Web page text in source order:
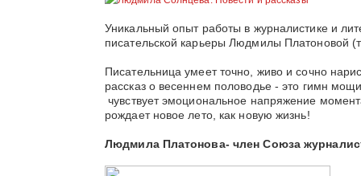
Уникальный опыт работы в журналистике и
писательской карьеры Людмилы Платоновой
Писательница умеет точно, живо и сочно
рассказ о весеннем половодье - это гимн
чувствует эмоциональное напряжение
рождает новое лето, как новую жизнь!
Людмила Платонова- член Союза